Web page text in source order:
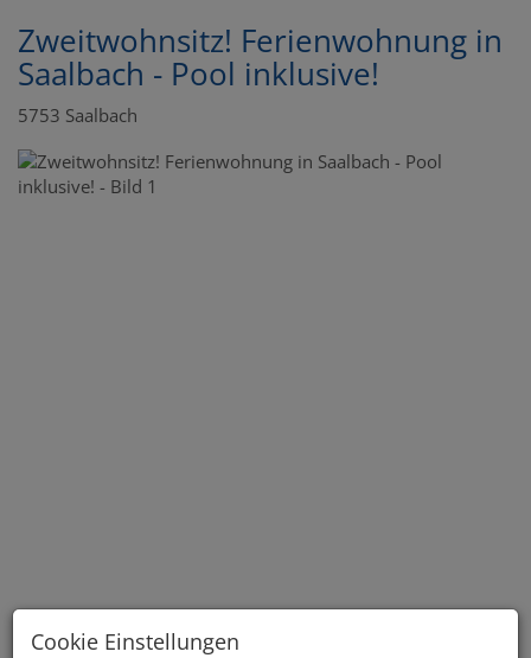
Zweitwohnsitz! Ferienwohnung in
Saalbach - Pool inklusive!
5753 Saalbach
Cookie Einstellungen